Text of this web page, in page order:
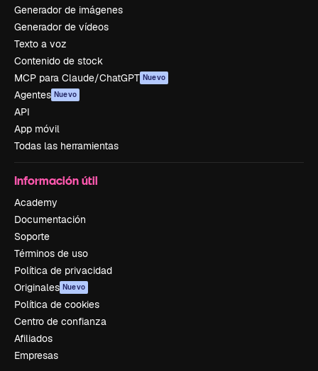
Generador de imágenes
Generador de vídeos
Texto a voz
Contenido de stock
MCP para Claude/ChatGPT Nuevo
Agentes Nuevo
API
App móvil
Todas las herramientas
Información útil
Academy
Documentación
Soporte
Términos de uso
Política de privacidad
Originales Nuevo
Política de cookies
Centro de confianza
Afiliados
Empresas